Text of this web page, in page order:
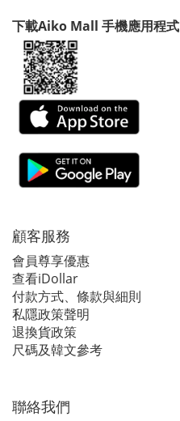
下載Aiko Mall 手機應用程式
顧客服務
會員尊享優惠
查看iDollar
付款方式、條款與細則
私隱政策聲明
退換貨政策
尺碼及韓文參考
聯絡我們